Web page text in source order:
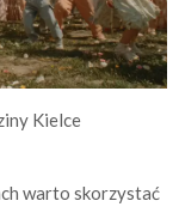
Kielce
warto skorzystać